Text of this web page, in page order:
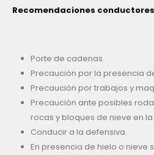
Recomendaciones
Porte de cadenas.
Precaución por la presencia
Precaución por trabajos y
Precaución ante posibles
rocas y bloques de nieve en
Conducir a la defensiva.
En presencia de hielo o nieve